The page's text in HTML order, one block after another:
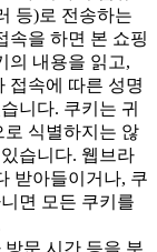
등)로 전송하는
속을 하면 본 쇼핑
의 내용을 읽고,
접속에 따른 성명
니다. 쿠키는 귀
식별하지는 않
습니다. 웹브라
받아들이거나, 쿠
면 모든 쿠키를